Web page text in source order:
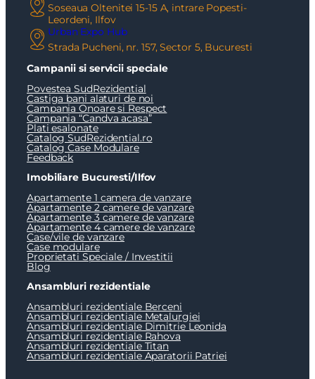
Soseaua Oltenitei 15-15 A, intrare Popesti-
Leordeni, Ilfov
Urban Expo Hub
Strada Pucheni, nr. 157, Sector 5, Bucuresti
Campanii si servicii speciale
Povestea SudRezidential
Castiga bani alaturi de noi
Campania Onoare si Respect
Campania “Candva acasa”
Plati esalonate
Catalog SudRezidential.ro
Catalog Case Modulare
Feedback
Imobiliare Bucuresti/Ilfov
Apartamente 1 camera de vanzare
Apartamente 2 camere de vanzare
Apartamente 3 camere de vanzare
Apartamente 4 camere de vanzare
Case/vile de vanzare
Case modulare
Proprietati Speciale / Investitii
Blog
Ansambluri rezidentiale
Ansambluri rezidentiale Berceni
Ansambluri rezidentiale Metalurgiei
Ansambluri rezidentiale Dimitrie Leonida
Ansambluri rezidentiale Rahova
Ansambluri rezidentiale Titan
Ansambluri rezidentiale Aparatorii Patriei